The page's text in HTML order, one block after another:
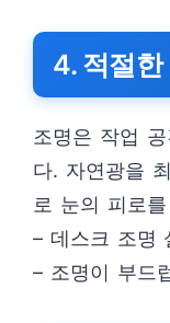
4. 적절한
조명은 작업
다. 자연광을
로 눈의 피로
– 데스크 조명
– 조명이 부드